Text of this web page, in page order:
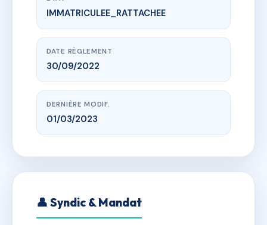
www.vme.plus/AI0218404
LES TERRASSES DE L'ETANG
Avenue des Etangs 14123 FLEURY-SUR-ORNE
IMMATRICULEE_RATTACHEE
DATE RÈGLEMENT
30/09/2022
DERNIÈRE MODIF.
01/03/2023
👤 Syndic & Mandat